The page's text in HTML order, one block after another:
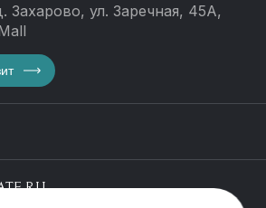
Захарово, ул. Заречная, 45А,